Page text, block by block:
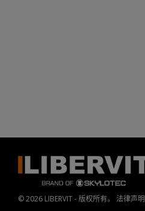
© 2026 LIBERVIT - 版权所有。 法律声明